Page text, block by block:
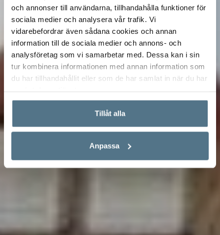
och annonser till användarna, tillhandahålla funktioner för
sociala medier och analysera vår trafik. Vi
vidarebefordrar även sådana cookies och annan
information till de sociala medier och annons- och
analysföretag som vi samarbetar med. Dessa kan i sin
tur kombinera informationen med annan information som
du har tillhandahållit eller som de har samlat in när du har
Tillåt alla
Anpassa